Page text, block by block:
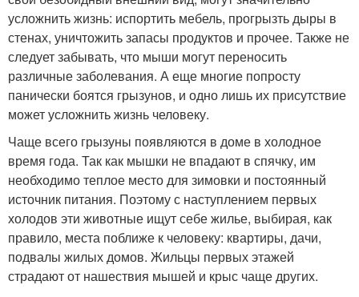
усложнить жизнь: испортить мебель, прогрызть дыры в
стенах, уничтожить запасы продуктов и прочее. Также не
следует забывать, что мыши могут переносить
различные заболевания. А еще многие попросту
панически боятся грызунов, и одно лишь их присутствие
может усложнить жизнь человеку.
Чаще всего грызуны появляются в доме в холодное
время года. Так как мышки не впадают в спячку, им
необходимо теплое место для зимовки и постоянный
источник питания. Поэтому с наступлением первых
холодов эти животные ищут себе жилье, выбирая, как
правило, места поближе к человеку: квартиры, дачи,
подвалы жилых домов. Жильцы первых этажей
страдают от нашествия мышей и крыс чаще других.